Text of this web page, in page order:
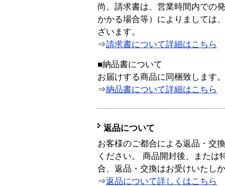
尚、請求書は、営業時間内での
かかる場合等）によりましては
ざいます。
⇒請求書について詳細はこちら
■納品書について
お届けする商品に同梱致します。
⇒納品書について詳細はこちら
返品について
お客様のご都合による返品・交
ください。 商品開封後、または
合、返品・交換はお受けいたし
⇒返品について詳しくはこちら